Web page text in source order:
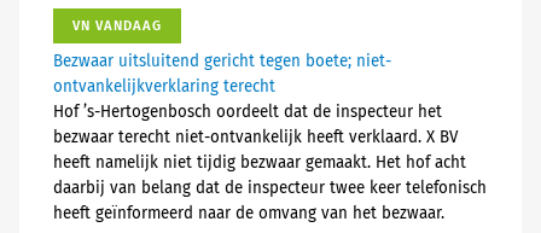
VN VANDAAG
Bezwaar uitsluitend gericht tegen boete; niet-
ontvankelijkverklaring terecht
Hof ’s-Hertogenbosch oordeelt dat de inspecteur het
bezwaar terecht niet-ontvankelijk heeft verklaard. X BV
heeft namelijk niet tijdig bezwaar gemaakt. Het hof acht
daarbij van belang dat de inspecteur twee keer telefonisch
heeft geïnformeerd naar de omvang van het bezwaar.